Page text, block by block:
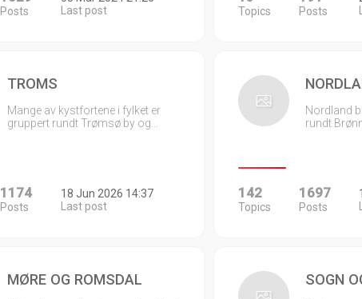
Posts
Last post
Topics Posts
TROMS
Mange av kystfortene i fylket er
gruppert rundt Trømsø by og…
1174
Posts
18 Jun 2026 14:37
Last post
Nordland
rundt
142
Topics
1697
Posts
MØRE OG ROMSDAL SOGN